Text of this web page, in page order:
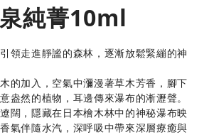
泉純菁10ml
領走進靜謐的森林，逐漸放鬆緊繃的神
的加入，空氣中瀰漫著草木芳香，腳下
盎然的植物，耳邊傳來瀑布的淅瀝聲。
闊，隱藏在日本檜木林中的神秘瀑布映
氣伴隨水汽，深呼吸中帶來深層療癒與